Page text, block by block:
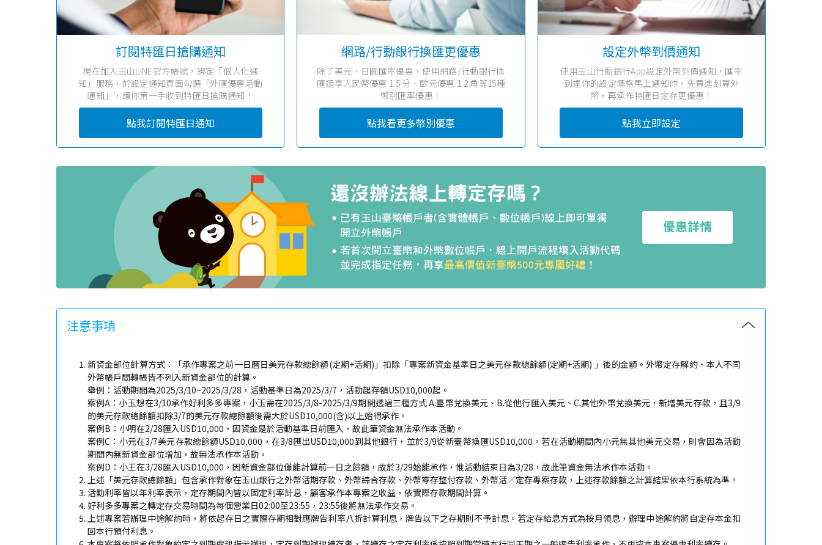
訂閱特匯日搶購通知
現在加入玉山LINE官方帳號，綁定「個人化通
知」服務，於設定通知頁面勾選「外匯優惠活動
通知」，讓你第一手收到特匯日搶購通知！
點我訂閱特匯日通知
網路/行動銀行換匯更優惠
除了美元、日圓匯率優惠，使用網路/行動銀行換
匯還享人民幣優惠 1.5 分、歐元優惠 1.2 角等15種
幣別匯率優惠！
點我看更多幣別優惠
設定外幣到價通知
使用玉山行動銀行App設定外幣到價通知，匯率
到達你的設定價格馬上通知你，先買進划算外
幣，再承作特匯日定存更優惠！
點我立即設定
注意事項
新資金部位計算方式：「承作專案之前一日曆日美元存款總餘額(定期+活期)」扣除「專案新資金基準日之美元存款總餘額(定期+活期) 」後的金額。外幣定存解約、本人不同
外幣帳戶間轉帳皆不列入新資金部位的計算。
舉例：活動期間為2025/3/10~2025/3/28，活動基準日為2025/3/7，活動起存額USD10,000起。
案例A：小玉想在3/10承作好利多多專案，小玉需在2025/3/8-2025/3/9期間透過三種方式 A.臺幣兌換美元、B.從他行匯入美元、C.其他外幣兌換美元，新增美元存款，且3/9
的美元存款總餘額扣除3/7的美元存款總餘額後需大於USD10,000(含)以上始得承作。
案例B：小明在2/28匯入USD10,000，因資金是於活動基準日前匯入，故此筆資金無法承作本活動。
案例C：小元在3/7美元存款總餘額USD10,000，在3/8匯出USD10,000到其他銀行，並於3/9從新臺幣換匯USD10,000。若在活動期間內小元無其他美元交易，則會因為活動
期間內無新資金部位增加，故無法承作本活動。
案例D：小王在3/28匯入USD10,000，因新資金部位僅能計算前一日之餘額，故於3/29始能承作，惟活動結束日為3/28，故此筆資金無法承作本活動。
上述「美元存款總餘額」包含承作對象在玉山銀行之外幣活期存款、外幣綜合存款、外幣零存整付存款、外幣活／定存專案存款，上述存款餘額之計算結果依本行系統為準。
活動利率皆以年利率表示，定存期間內皆以固定利率計息，顧客承作本專案之收益，依實際存款期間計算。
好利多多專案之轉定存交易時間為每個營業日02:00至23:55，23:55後將無法承作交易。
上述專案若辦理中途解約時，將依起存日之實際存期相對應牌告利率八折計算利息，牌告以下之存期則不予計息。若定存給息方式為按月領息，辦理中途解約將自定存本金扣
回本行預付利息。